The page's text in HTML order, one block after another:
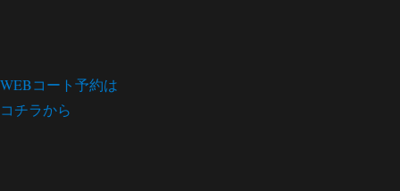
WEBコート予約は
コチラから